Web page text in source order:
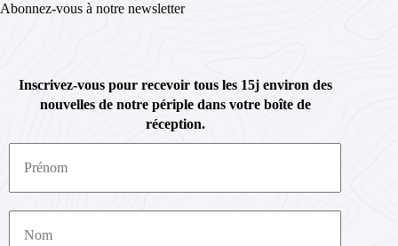
Abonnez-vous à notre newsletter
Inscrivez-vous pour recevoir tous les 15j environ des
nouvelles de notre périple dans votre boîte de
réception.